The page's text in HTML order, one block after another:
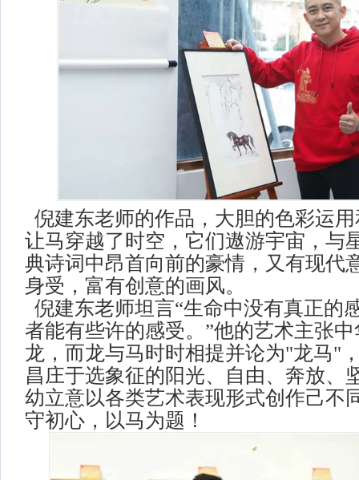
倪建东老师的作品，大胆的色彩运
让马穿越了时空，它们遨游宇宙，与
典诗词中昂首向前的豪情，又有现代
身受，富有创意的画风。
倪建东老师坦言“生命中没有真正的
者能有些许的感受。”他的艺术主张
龙，而龙与马时时相提并论为"龙马"
昌庄于选象征的阳光、自由、奔放、
幼立意以各类艺术表现形式创作己不
守初心，以马为题！